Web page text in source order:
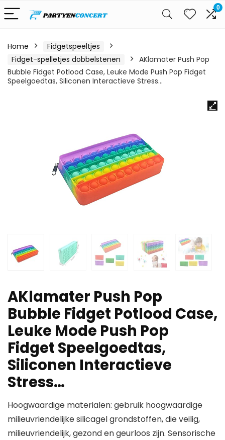
0
Home
Fidgetspeeltjes
Fidget-spelletjes dobbelstenen
AKlamater Push Pop
Bubble Fidget Potlood Case, Leuke Mode Push Pop Fidget
Speelgoedtas, Siliconen Interactieve Stress…
AKlamater Push Pop
Bubble Fidget Potlood Case,
Leuke Mode Push Pop
Fidget Speelgoedtas,
Siliconen Interactieve
Stress…
Hoogwaardige materialen: gebruik hoogwaardige
milieuvriendelijke silicagel grondstoffen, die veilig,
milieuvriendelijk, gezond en geurloos zijn. Sensorische